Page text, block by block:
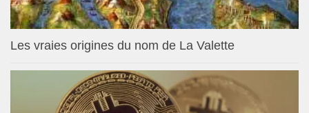
Les vraies origines du nom de La Valette